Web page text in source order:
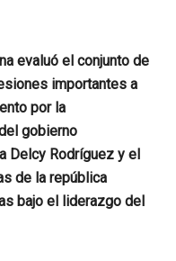
evaluó el conjunto de
importantes a
por la
gobierno
Delcy Rodríguez y el
de la república
bajo el liderazgo del